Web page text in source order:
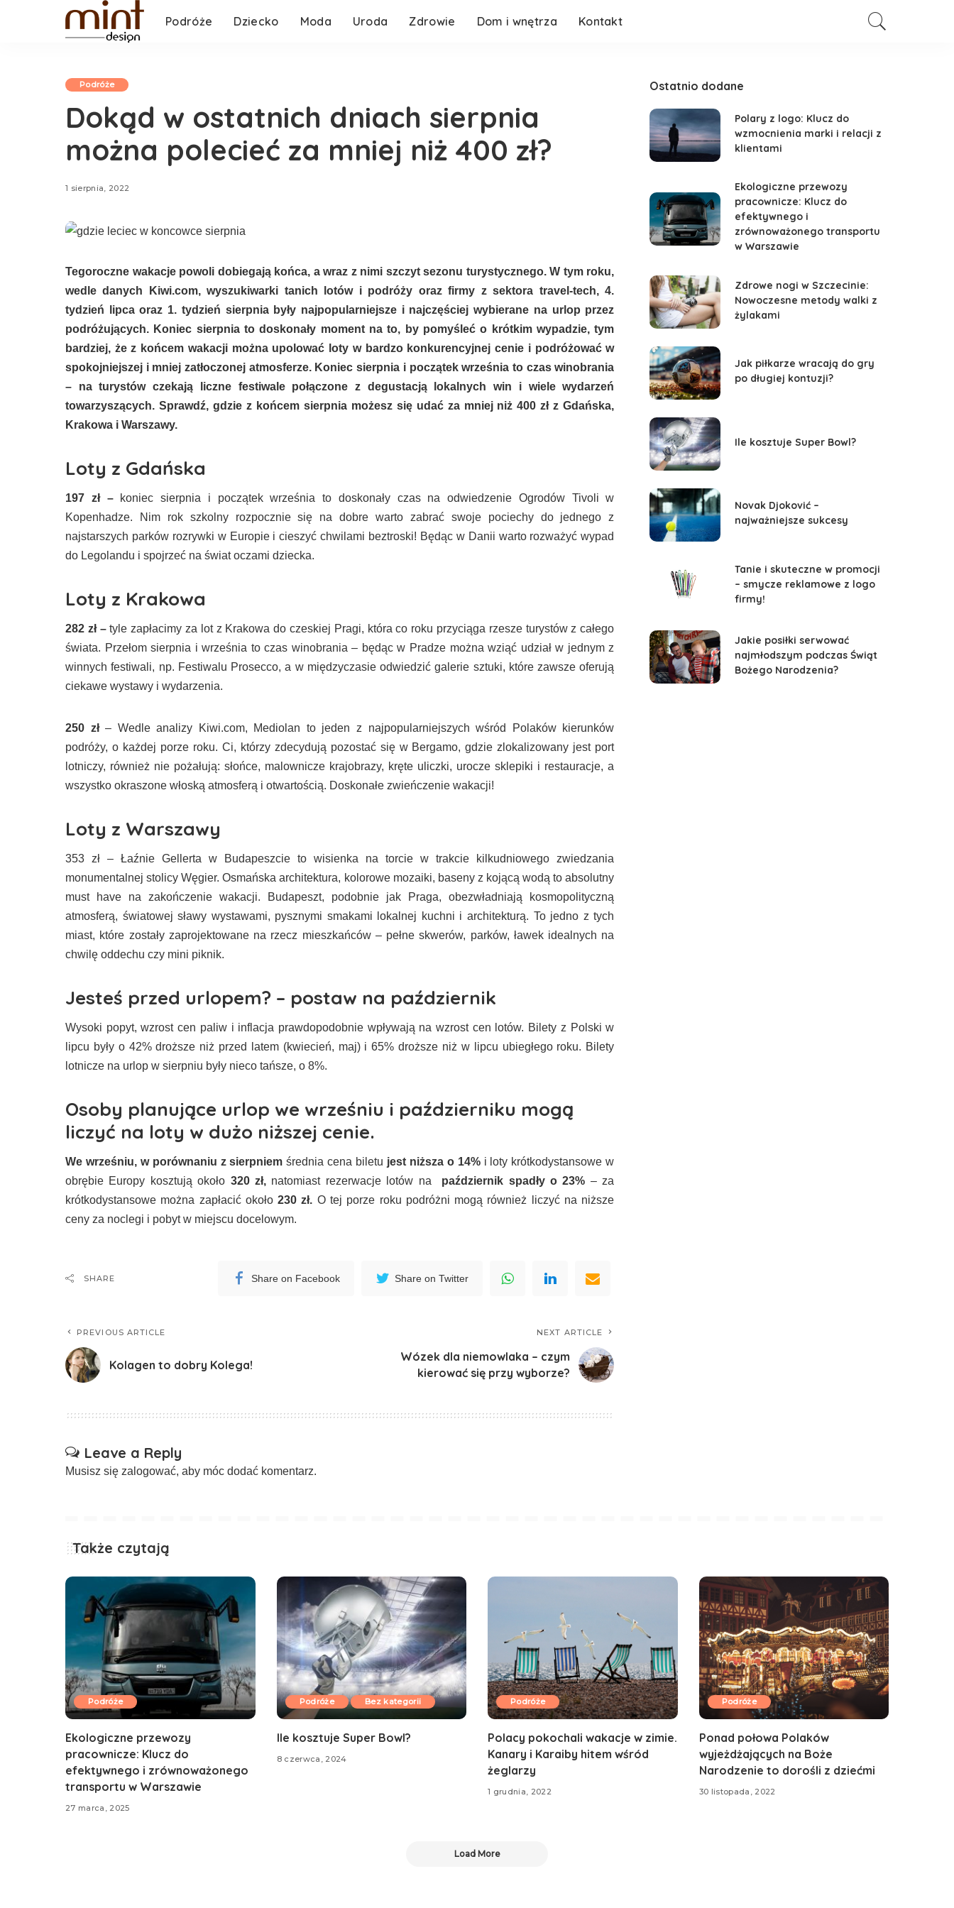
Podróże Dziecko Moda Uroda Zdrowie Dom i wnętrza Kontakt
Podróże
Dokąd w ostatnich dniach sierpnia
można polecieć za mniej niż 400 zł?
1 sierpnia, 2022
Tegoroczne wakacje powoli dobiegają końca, a wraz z nimi szczyt sezonu turystycznego. W tym roku,
wedle danych Kiwi.com, wyszukiwarki tanich lotów i podróży oraz firmy z sektora travel-tech, 4.
tydzień lipca oraz 1. tydzień sierpnia były najpopularniejsze i najczęściej wybierane na urlop przez
podróżujących. Koniec sierpnia to doskonały moment na to, by pomyśleć o krótkim wypadzie, tym
bardziej, że z końcem wakacji można upolować loty w bardzo konkurencyjnej cenie i podróżować w
spokojniejszej i mniej zatłoczonej atmosferze. Koniec sierpnia i początek września to czas winobrania
– na turystów czekają liczne festiwale połączone z degustacją lokalnych win i wiele wydarzeń
towarzyszących. Sprawdź, gdzie z końcem sierpnia możesz się udać za mniej niż 400 zł z Gdańska,
Krakowa i Warszawy.
Loty z Gdańska
197 zł–
koniec sierpnia i początek września to doskonały czas na odwiedzenie Ogrodów Tivoli w
Kopenhadze. Nim rok szkolny rozpocznie się na dobre warto zabrać swoje pociechy do jednego z
najstarszych parków rozrywki w Europie i cieszyć chwilami beztroski! Będąc w Danii warto rozważyć wypad
do Legolandu i spojrzeć na świat oczami dziecka.
Loty z Krakowa
282 zł–tyle zapłacimy za lot z Krakowa do czeskiej Pragi, która co roku przyciąga rzesze turystów z całego
świata. Przełom sierpnia i września to czas winobrania – będąc w Pradze można wziąć udział w jednym z
winnych festiwali, np. Festiwalu Prosecco, a w międzyczasie odwiedzić galerie sztuki, które zawsze oferują
ciekawe wystawy i wydarzenia.
250 zł– Wedle analizy Kiwi.com, Mediolan to jeden z najpopularniejszych wśród Polaków kierunków
podróży, o każdej porze roku. Ci, którzy zdecydują pozostać się w Bergamo, gdzie zlokalizowany jest port
lotniczy, również nie pożałują: słońce, malownicze krajobrazy, kręte uliczki, urocze sklepiki i restauracje, a
wszystko okraszone włoską atmosferą i otwartością. Doskonałe zwieńczenie wakacji!
Loty z Warszawy
353 zł – Łaźnie Gellerta w Budapeszcie to wisienka na torcie w trakcie kilkudniowego zwiedzania
monumentalnej stolicy Węgier. Osmańska architektura, kolorowe mozaiki, baseny z kojącą wodą to absolutny
must have na zakończenie wakacji. Budapeszt, podobnie jak Praga, obezwładniają kosmopolityczną
atmosferą, światowej sławy wystawami, pysznymi smakami lokalnej kuchni i architekturą. To jedno z tych
miast, które zostały zaprojektowane na rzecz mieszkańców – pełne skwerów, parków, ławek idealnych na
chwilę oddechu czy mini piknik.
Jesteś przed urlopem? – postaw na październik
Wysoki popyt, wzrost cen paliw i inflacja prawdopodobnie wpływają na wzrost cen lotów. Bilety z Polski w
lipcu były o 42% droższe niż przed latem (kwiecień, maj) i 65% droższe niż w lipcu ubiegłego roku. Bilety
lotnicze na urlop w sierpniu były nieco tańsze, o 8%.
Osoby planujące urlop we wrześniu i październiku mogą
liczyć na loty w dużo niższej cenie.
We wrześniu, w porównaniu z sierpniem średnia cena biletu jest niższa o 14%i loty krótkodystansowe w
obrębie Europy kosztują około 320 zł,natomiast rezerwacje lotów na październik spadły o 23% – za
krótkodystansowe można zapłacić około230 zł. O tej porze roku podróżni mogą również liczyć na niższe
ceny za noclegi i pobyt w miejscu docelowym.
SHARE Share on Facebook Share on Twitter
PREVIOUS ARTICLE
Kolagen to dobry Kolega!
NEXT ARTICLE
Wózek dla niemowlaka – czym
kierować się przy wyborze?
Leave a Reply
Musisz się zalogować, aby móc dodać komentarz.
Ostatnio dodane
Polary z logo: Klucz do
wzmocnienia marki i relacji z
klientami
Ekologiczne przewozy
pracownicze: Klucz do
efektywnego i
zrównoważonego transportu
w Warszawie
Zdrowe nogi w Szczecinie:
Nowoczesne metody walki z
żylakami
Jak piłkarze wracają do gry
po długiej kontuzji?
Ile kosztuje Super Bowl?
Novak Djoković –
najważniejsze sukcesy
Tanie i skuteczne w promocji
– smycze reklamowe z logo
firmy!
Jakie posiłki serwować
najmłodszym podczas Świąt
Bożego Narodzenia?
Także czytają
Podróże
Ekologiczne przewozy
pracownicze: Klucz do
efektywnego i zrównoważonego
transportu w Warszawie
27 marca, 2025
Podróże Bez kategorii
Ile kosztuje Super Bowl?
8 czerwca, 2024
Podróże
Polacy pokochali wakacje w zimie.
Kanary i Karaiby hitem wśród
żeglarzy
1 grudnia, 2022
Podróże
Ponad połowa Polaków
wyjeżdżających na Boże
Narodzenie to dorośli z dziećmi
30 listopada, 2022
Load More